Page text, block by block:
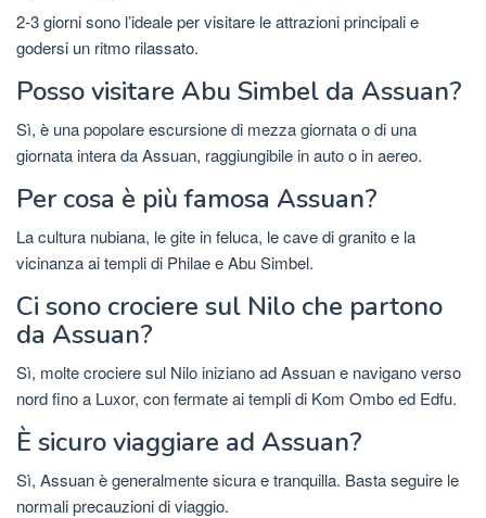
2-3 giorni sono l’ideale per visitare le attrazioni principali e
godersi un ritmo rilassato.
Posso visitare Abu Simbel da Assuan?
Sì, è una popolare escursione di mezza giornata o di una
giornata intera da Assuan, raggiungibile in auto o in aereo.
Per cosa è più famosa Assuan?
La cultura nubiana, le gite in feluca, le cave di granito e la
vicinanza ai templi di Philae e Abu Simbel.
Ci sono crociere sul Nilo che partono
da Assuan?
Sì, molte crociere sul Nilo iniziano ad Assuan e navigano verso
nord fino a Luxor, con fermate ai templi di Kom Ombo ed Edfu.
È sicuro viaggiare ad Assuan?
Sì, Assuan è generalmente sicura e tranquilla. Basta seguire le
normali precauzioni di viaggio.